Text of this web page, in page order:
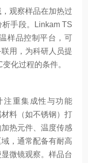
观察样品在加热过
手段。Linkam TS
样品控制平台，可
用，为科研人员提
化过程的条件。
注重集成性与功能
料（如不锈钢）打
热元件、温度传感
，通常配备有耐高
微镜观察。样品台